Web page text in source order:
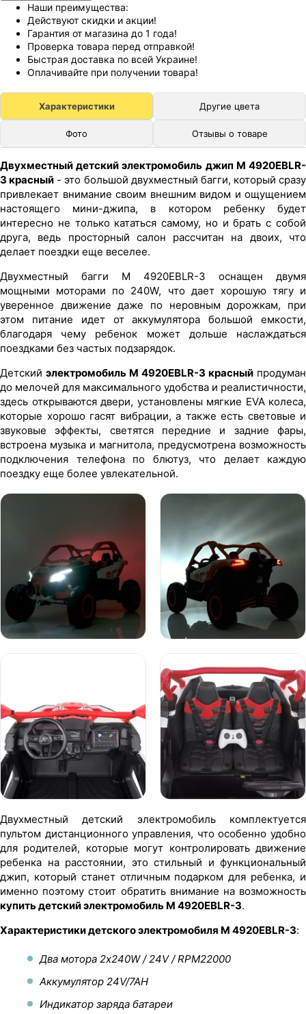
Наши преимущества:
Действуют скидки и акции!
Гарантия от магазина до 1 года!
Проверка товара перед отправкой!
Быстрая доставка по всей Украине!
Оплачивайте при получении товара!
Характеристики Другие цвета
Фото Отзывы о товаре
Двухместный детский электромобиль джип M 4920EBLR-
3 красный - это большой двухместный багги, который сразу
привлекает внимание своим внешним видом и ощущением
настоящего мини-джипа, в котором ребенку будет
интересно не только кататься самому, но и брать с собой
друга, ведь просторный салон рассчитан на двоих, что
делает поездки еще веселее.
Двухместный багги M 4920EBLR-3 оснащен двумя
мощными моторами по 240W, что дает хорошую тягу и
уверенное движение даже по неровным дорожкам, при
этом питание идет от аккумулятора большой емкости,
благодаря чему ребенок может дольше наслаждаться
поездками без частых подзарядок.
Детский электромобиль M 4920EBLR-3 красный продуман
до мелочей для максимального удобства и реалистичности,
здесь открываются двери, установлены мягкие EVA колеса,
которые хорошо гасят вибрации, а также есть световые и
звуковые эффекты, светятся передние и задние фары,
встроена музыка и магнитола, предусмотрена возможность
подключения телефона по блютуз, что делает каждую
поездку еще более увлекательной.
Двухместный детский электромобиль комплектуется
пультом дистанционного управления, что особенно удобно
для родителей, которые могут контролировать движение
ребенка на расстоянии, это стильный и функциональный
джип, который станет отличным подарком для ребенка, и
именно поэтому стоит обратить внимание на возможность
купить детский электромобиль M 4920EBLR-3.
Характеристики детского электромобиля M 4920EBLR-3:
Два мотора 2х240W / 24V / RPM22000
Аккумулятор 24V/7AH
Индикатор заряда батареи